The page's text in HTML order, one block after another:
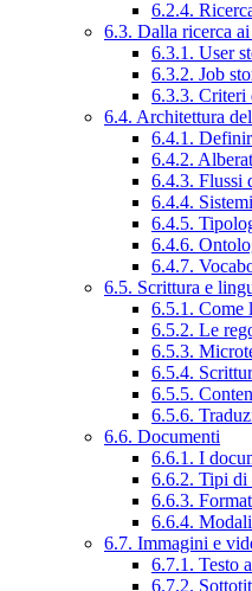
6.2.4.
6.3. Dalla ricerca
6.3.1. User
6.3.2. Job
6.3.3. Criteri
6.4. Architettura
6.4.1.
6.4.2.
6.4.3. Flussi
6.4.4.
6.4.5.
6.4.6.
6.4.7.
6.5. Scrittura e
6.5.1. Come
6.5.2. Le
6.5.3.
6.5.4.
6.5.5.
6.5.6.
6.6. Documenti
6.6.1. I
6.6.2. Tipi di
6.6.3.
6.6.4.
6.7. Immagini e
6.7.1. Testo
6.7.2.